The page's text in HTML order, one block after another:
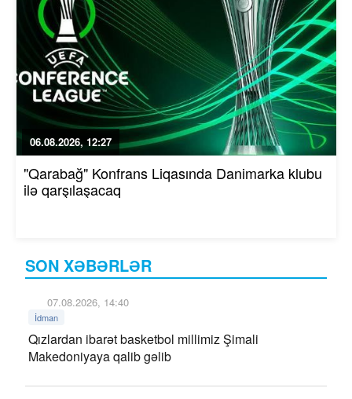
SON XƏBƏRLƏR
07.08.2026, 14:40
İdman
Qızlardan ibarət basketbol millimiz Şimali
Makedoniyaya qalib gəlib
06.08.2026, 12:27
"Qarabağ" Konfrans Liqasında Danimarka klubu
ilə qarşılaşacaq